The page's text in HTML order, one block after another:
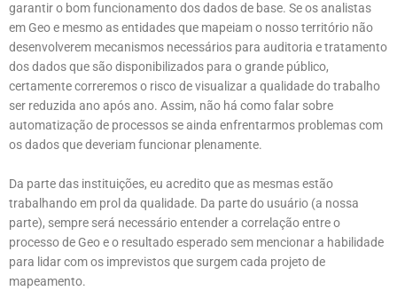
garantir o bom funcionamento dos dados de base. Se os analistas
em Geo e mesmo as entidades que mapeiam o nosso território não
desenvolverem mecanismos necessários para auditoria e tratamento
dos dados que são disponibilizados para o grande público,
certamente correremos o risco de visualizar a qualidade do trabalho
ser reduzida ano após ano. Assim, não há como falar sobre
automatização de processos se ainda enfrentarmos problemas com
os dados que deveriam funcionar plenamente.
Da parte das instituições, eu acredito que as mesmas estão
trabalhando em prol da qualidade. Da parte do usuário (a nossa
parte), sempre será necessário entender a correlação entre o
processo de Geo e o resultado esperado sem mencionar a habilidade
para lidar com os imprevistos que surgem cada projeto de
mapeamento.